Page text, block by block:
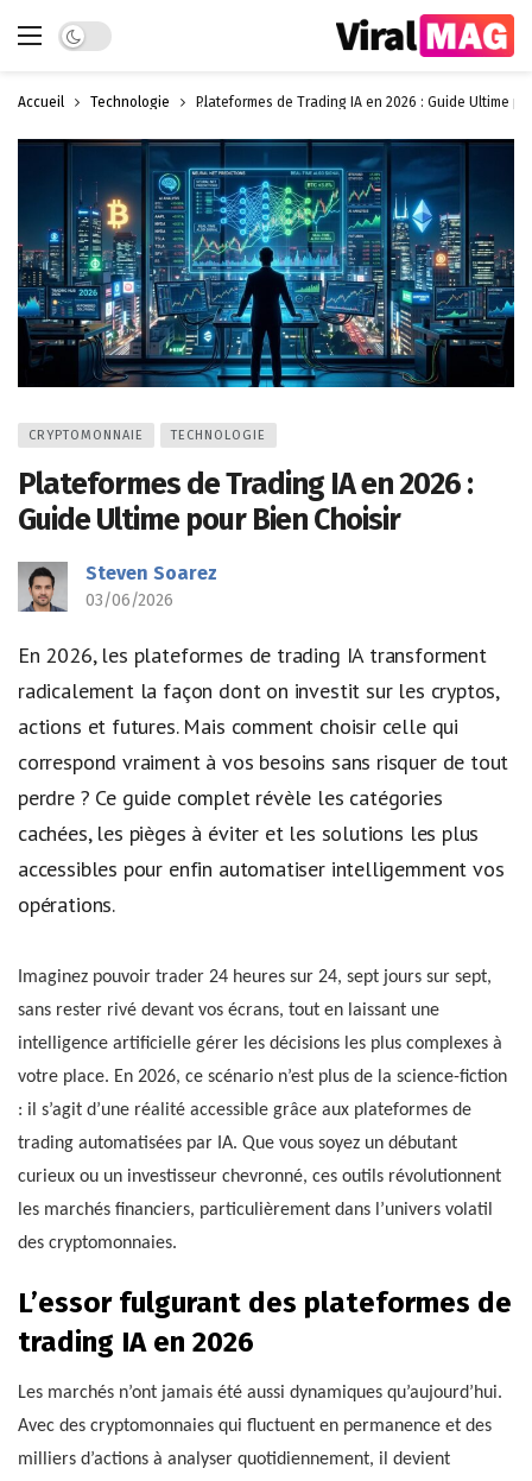
Dark mode
Accueil Technologie Plateformes de Trading IA en 2026 : Guide Ultime
CRYPTOMONNAIE TECHNOLOGIE
Plateformes de Trading IA en 2026 :
Guide Ultime pour Bien Choisir
Steven Soarez
03/06/2026
En 2026, les plateformes de trading IA transforment
radicalement la façon dont on investit sur les cryptos,
actions et futures. Mais comment choisir celle qui
correspond vraiment à vos besoins sans risquer de tout
perdre ? Ce guide complet révèle les catégories
cachées, les pièges à éviter et les solutions les plus
accessibles pour enfin automatiser intelligemment vos
opérations.
Imaginez pouvoir trader 24 heures sur 24, sept jours sur sept,
sans rester rivé devant vos écrans, tout en laissant une
intelligence artificielle gérer les décisions les plus complexes à
votre place. En 2026, ce scénario n’est plus de la science-fiction
: il s’agit d’une réalité accessible grâce aux plateformes de
trading automatisées par IA. Que vous soyez un débutant
curieux ou un investisseur chevronné, ces outils révolutionnent
les marchés financiers, particulièrement dans l’univers volatil
des cryptomonnaies.
L’essor fulgurant des plateformes de
trading IA en 2026
Les marchés n’ont jamais été aussi dynamiques qu’aujourd’hui.
Avec des cryptomonnaies qui fluctuent en permanence et des
milliers d’actions à analyser quotidiennement, il devient